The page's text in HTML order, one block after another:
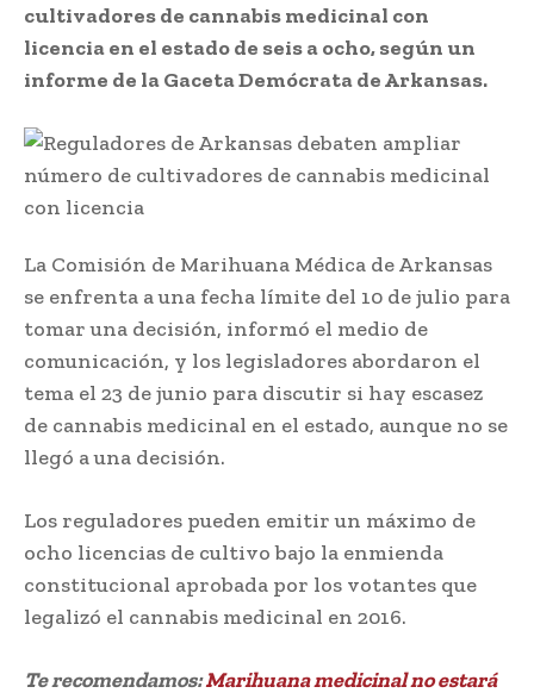
cultivadores de cannabis medicinal con
licencia en el estado de seis a ocho, según un
informe de la Gaceta Demócrata de Arkansas.
La Comisión de Marihuana Médica de Arkansas
se enfrenta a una fecha límite del 10 de julio para
tomar una decisión, informó el medio de
comunicación, y los legisladores abordaron el
tema el 23 de junio para discutir si hay escasez
de cannabis medicinal en el estado, aunque no se
llegó a una decisión.
Los reguladores pueden emitir un máximo de
ocho licencias de cultivo bajo la enmienda
constitucional aprobada por los votantes que
legalizó el cannabis medicinal en 2016.
Te recomendamos:Marihuana medicinal no estará